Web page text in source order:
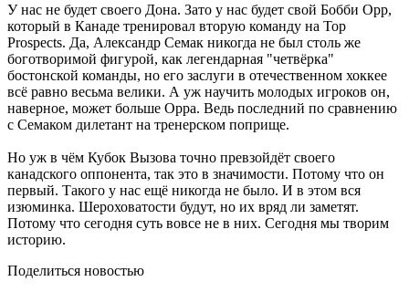
У нас не будет своего Дона. Зато у нас будет свой Бобби Орр,
который в Канаде тренировал вторую команду на Top
Prospects. Да, Александр Семак никогда не был столь же
боготворимой фигурой, как легендарная "четвёрка"
бостонской команды, но его заслуги в отечественном хоккее
всё равно весьма велики. А уж научить молодых игроков он,
наверное, может больше Орра. Ведь последний по сравнению
с Семаком дилетант на тренерском поприще.
Но уж в чём Кубок Вызова точно превзойдёт своего
канадского оппонента, так это в значимости. Потому что он
первый. Такого у нас ещё никогда не было. И в этом вся
изюминка. Шероховатости будут, но их вряд ли заметят.
Потому что сегодня суть вовсе не в них. Сегодня мы творим
историю.
Поделиться новостью